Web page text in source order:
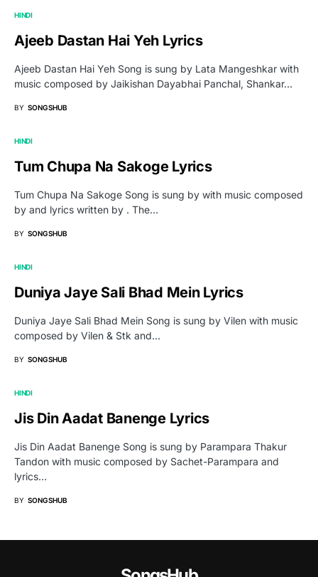
HINDI
Ajeeb Dastan Hai Yeh Lyrics
Ajeeb Dastan Hai Yeh Song is sung by Lata Mangeshkar with
music composed by Jaikishan Dayabhai Panchal, Shankar…
BY SONGSHUB
HINDI
Tum Chupa Na Sakoge Lyrics
Tum Chupa Na Sakoge Song is sung by with music composed
by and lyrics written by . The…
BY SONGSHUB
HINDI
Duniya Jaye Sali Bhad Mein Lyrics
Duniya Jaye Sali Bhad Mein Song is sung by Vilen with music
composed by Vilen & Stk and…
BY SONGSHUB
HINDI
Jis Din Aadat Banenge Lyrics
Jis Din Aadat Banenge Song is sung by Parampara Thakur
Tandon with music composed by Sachet-Parampara and
lyrics…
BY SONGSHUB